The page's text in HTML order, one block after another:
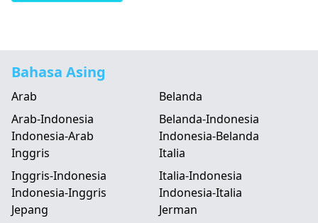
Bahasa Asing
Arab
Arab-Indonesia
Indonesia-Arab
Belanda
Belanda-Indonesia
Indonesia-Belanda
Inggris
Inggris-Indonesia
Indonesia-Inggris
Italia
Italia-Indonesia
Indonesia-Italia
Jepang
Jerman